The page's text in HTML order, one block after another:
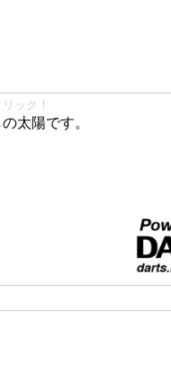
ック！
太陽です。